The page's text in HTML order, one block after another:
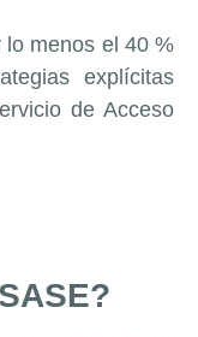
lo menos el 40 %
explícitas
de Acceso